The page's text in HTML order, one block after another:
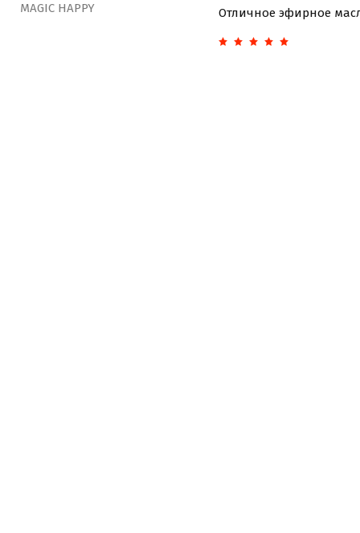
MAGIC HAPPY Отличное эфирное